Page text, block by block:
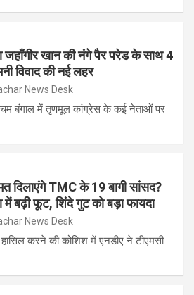
जहाँगीर खान की नंगे पैर परेड के साथ 4
विवाद की नई लहर
News Desk
बंगाल में तृणमूल कांग्रेस के कई नेताओं पर
दिलाएंगे TMC के 19 बागी सांसद?
में बढ़ी फूट, शिंदे गुट को बड़ा फायदा
News Desk
हासिल करने की कोशिश में एनडीए ने टीएमसी